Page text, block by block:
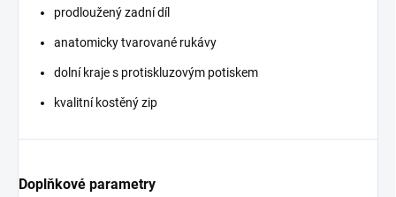
prodloužený zadní díl
anatomicky tvarované rukávy
dolní kraje s protiskluzovým potiskem
kvalitní kostěný zip
Doplňkové parametry